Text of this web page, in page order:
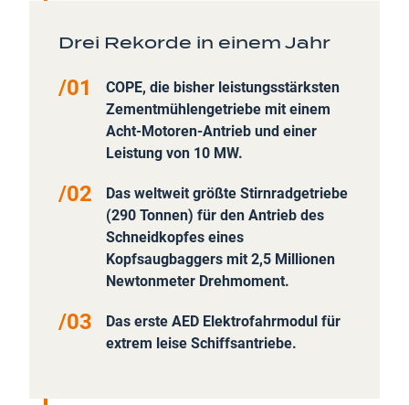
Drei Rekorde in einem Jahr
COPE, die bisher leistungsstärksten
Zementmühlengetriebe mit einem
Acht-Motoren-Antrieb und einer
Leistung von 10 MW.
Das weltweit größte Stirnradgetriebe
(290 Tonnen) für den Antrieb des
Schneidkopfes eines
Kopfsaugbaggers mit 2,5 Millionen
Newtonmeter Drehmoment.
Das erste AED Elektrofahrmodul für
extrem leise Schiffsantriebe.